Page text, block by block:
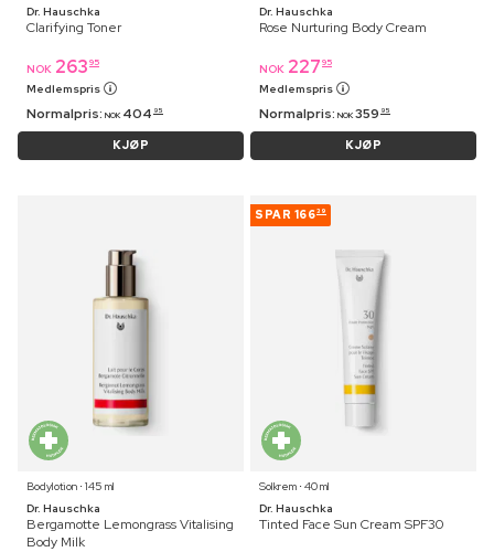
Dr. Hauschka
Clarifying Toner
NOK 263 95
Medlemspris
Normalpris: NOK 404 95
KJØP
Dr. Hauschka
Rose Nurturing Body Cream
NOK 227 95
Medlemspris
Normalpris: NOK 359 95
KJØP
Bodylotion ⋅ 145 ml
Dr. Hauschka
Bergamotte Lemongrass Vitalising
Body Milk
SPAR 16639
Solkrem ⋅ 40 ml
Dr. Hauschka
Tinted Face Sun Cream SPF30